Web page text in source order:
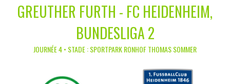
GREUTHER FURTH - FC HEIDENHEIM,
BUNDESLIGA 2
JOURNÉE 4 • STADE : SPORTPARK RONHOF THOMAS SOMMER